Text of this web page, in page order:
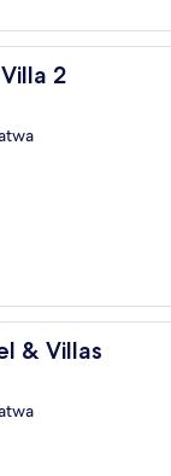
2
2
& Villas